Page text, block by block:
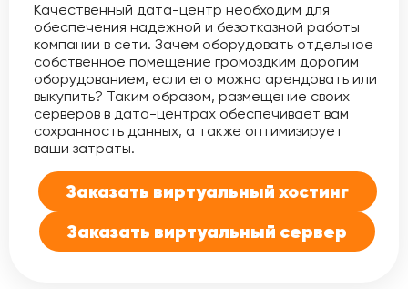
Качественный дата-центр необходим для
обеспечения надежной и безотказной работы
компании в сети. Зачем оборудовать отдельное
собственное помещение громоздким дорогим
оборудованием, если его можно арендовать или
выкупить? Таким образом, размещение своих
серверов в дата-центрах обеспечивает вам
сохранность данных, а также оптимизирует
ваши затраты.
Заказать виртуальный хостинг
Заказать виртуальный сервер